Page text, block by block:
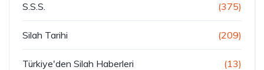
S.S.S. (375)
Silah Tarihi (209)
Türkiye'den Silah Haberleri (13)